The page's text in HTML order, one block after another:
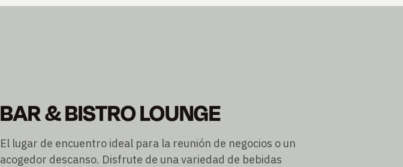
BAR & BISTRO LOUNGE
El lugar de encuentro ideal para la reunión de negocios o un
acogedor descanso. Disfrute de una variedad de bebidas